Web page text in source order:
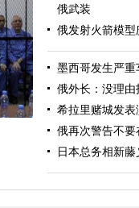
俄武装
俄发射火箭模
墨西哥发生严
俄外长：没理
希拉里赌城发
俄再次警告不
日本总务相新